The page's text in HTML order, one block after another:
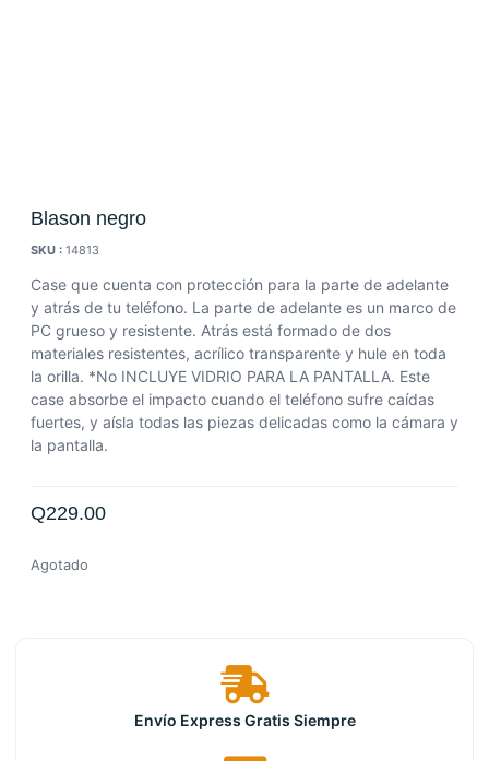
Blason negro
SKU : 14813
Case que cuenta con protección para la parte de adelante
y atrás de tu teléfono. La parte de adelante es un marco de
PC grueso y resistente. Atrás está formado de dos
materiales resistentes, acrílico transparente y hule en toda
la orilla. *No INCLUYE VIDRIO PARA LA PANTALLA. Este
case absorbe el impacto cuando el teléfono sufre caídas
fuertes, y aísla todas las piezas delicadas como la cámara y
la pantalla.
Q229.00
Agotado
Envío Express Gratis Siempre